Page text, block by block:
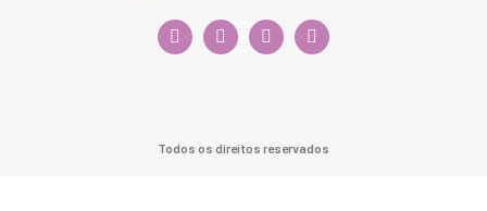
Todos os direitos reservados